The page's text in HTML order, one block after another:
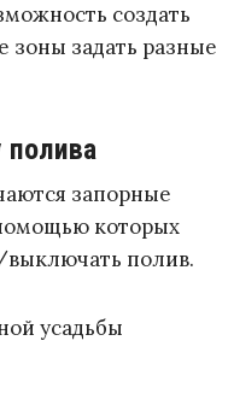
создать
зоны задать разные
запорные
которых
полив.
усадьбы